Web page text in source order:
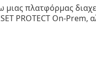
μιας πλατφόρμας
PROTECT On-Prem,